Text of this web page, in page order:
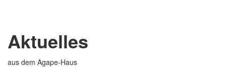
Aktuelles
aus dem Agape-Haus